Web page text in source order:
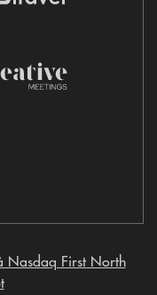
Nasdaq First North